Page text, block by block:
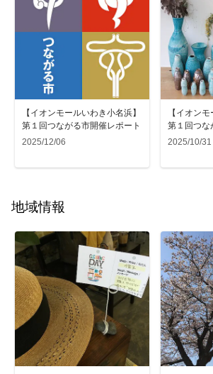
【イオンモールいわき小名浜】
第１回つながる市開催レポート
2025/12/06
【イオン
第１回つな
紹介
2025/10/31
地域情報